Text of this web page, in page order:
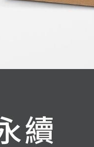
續